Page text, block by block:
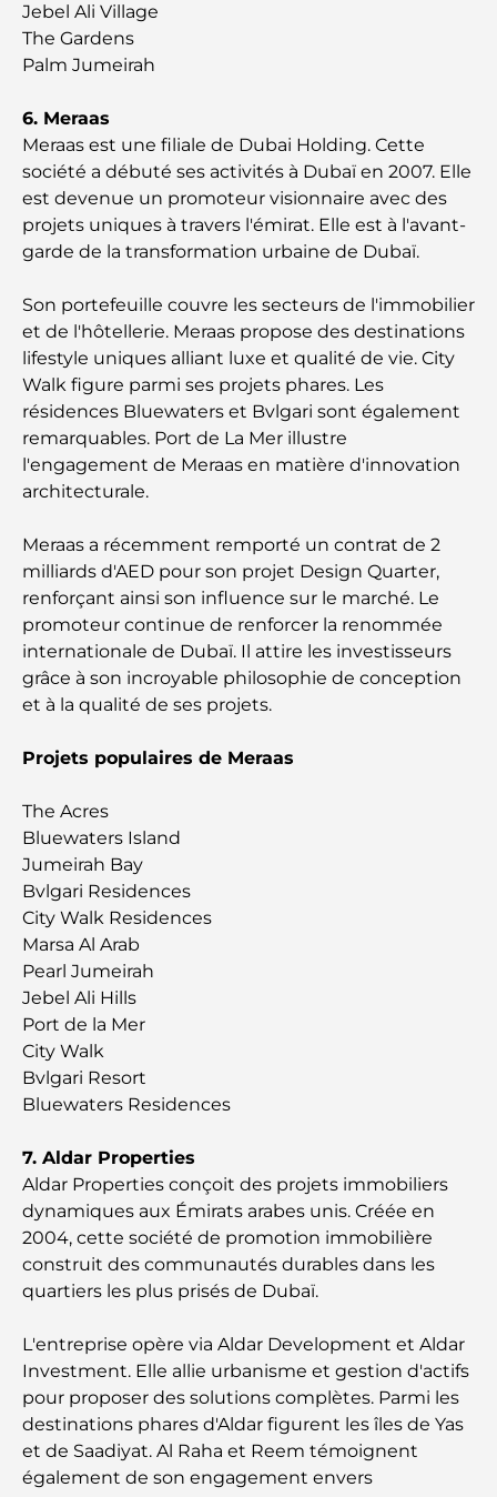
Les meilleurs cafés du centre-ville de Dubaï : le
guide complet des amateurs de café
Les Mercedes les plus chères jamais créées
Déménager à Dubaï depuis l'Australie : Guide
complet du déménagement
Safari de luxe d'une nuit dans le désert de Dubaï :
Les voitures les plus chères de Tesla : l'innovation
au service de la performance
Restaurants Al Wasl : les restaurants les plus
célèbres de Dubaï
Activités à faire avec des enfants à Dubaï : un
guide complet pour les familles
Les meilleurs complexes hôteliers balnéaires de
Dubaï pour une escapade de luxe
inoubliables
Les meilleures options de séjour à Dubaï : Hôtels
et complexes hôteliers de premier plan
Meilleurs restaurants pour un déjeuner d'affaires
au DIFC
Les marques de vêtements les plus chères au
monde
Architecture ottomane : un riche héritage d'art,
de culture et d'empire
Comment choisir un conseiller financier à Dubaï ?
Les jets privés les plus chers : immersion dans
l'univers du luxe aéronautique des milliardaires
Les bagues de fiançailles les plus chères du
Écoles indiennes à Dubaï : Le guide ultime pour
les parents
Découverte des sites emblématiques d'Abu Dhabi
Jebel Ali Village
The Gardens
Palm Jumeirah
6. Meraas
Meraas est une filiale de Dubai Holding. Cette
société a débuté ses activités à Dubaï en 2007. Elle
est devenue un promoteur visionnaire avec des
projets uniques à travers l'émirat. Elle est à l'avant-
garde de la transformation urbaine de Dubaï.
Son portefeuille couvre les secteurs de l'immobilier
et de l'hôtellerie. Meraas propose des destinations
lifestyle uniques alliant luxe et qualité de vie. City
Walk figure parmi ses projets phares. Les
résidences Bluewaters et Bvlgari sont également
remarquables. Port de La Mer illustre
l'engagement de Meraas en matière d'innovation
architecturale.
Meraas a récemment remporté un contrat de 2
milliards d'AED pour son projet Design Quarter,
renforçant ainsi son influence sur le marché. Le
promoteur continue de renforcer la renommée
internationale de Dubaï. Il attire les investisseurs
grâce à son incroyable philosophie de conception
et à la qualité de ses projets.
Projets populaires de Meraas
The Acres
Bluewaters Island
Jumeirah Bay
Bvlgari Residences
City Walk Residences
Marsa Al Arab
Pearl Jumeirah
Jebel Ali Hills
Port de la Mer
City Walk
Bvlgari Resort
Bluewaters Residences
7. Aldar Properties
Aldar Properties conçoit des projets immobiliers
dynamiques aux Émirats arabes unis. Créée en
2004, cette société de promotion immobilière
construit des communautés durables dans les
quartiers les plus prisés de Dubaï.
L'entreprise opère via Aldar Development et Aldar
Investment. Elle allie urbanisme et gestion d'actifs
pour proposer des solutions complètes. Parmi les
destinations phares d'Aldar figurent les îles de Yas
et de Saadiyat. Al Raha et Reem témoignent
également de son engagement envers